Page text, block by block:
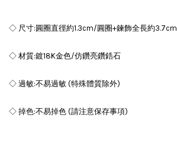
◇ 尺寸:圓圈直徑約1.3cm/圓圈+鍊飾全長約3.7cm
◇ 材質:鍍18K金色/仿鑽亮鑽鋯石
◇ 過敏:不易過敏 (特殊體質除外)
◇ 掉色:不易掉色 (請注意保存事項)